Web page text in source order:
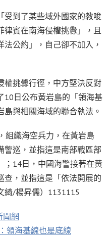
受到了某些域外國家的教唆
賓在南海侵權挑釁」，且
公約」，自己卻不加入，
權挑釁行徑，中方堅決反對
10日公布黃岩島的「領海基
與相關海域的聯合執法。
組織海空兵力，在黃岩島
警巡，並指這是南部戰區部
；14日，中國海警接著在黃
查，並指這是「依法開展的
綺/楊昇儒）1131115
聞網
領海基線也是底線